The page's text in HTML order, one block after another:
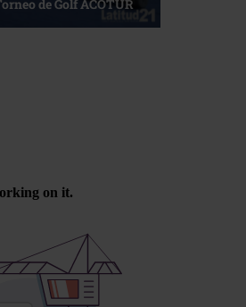
de Golf ACOTUR